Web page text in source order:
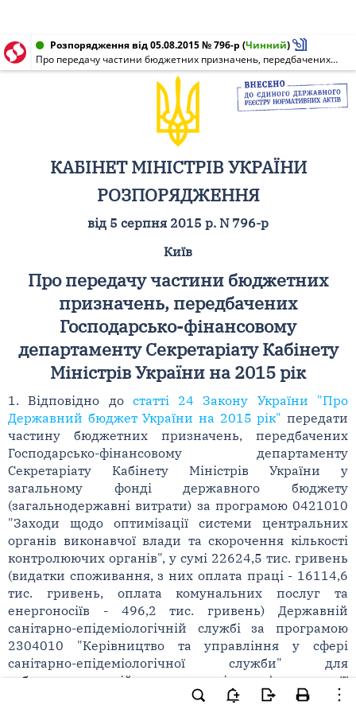
Розпорядження від 05.08.2015 № 796-р (Чинний)
Про передачу частини бюджетних призначень, передбачених Господарсько-фінансовому департаменту Секретаріату Кабінету Міністрів України на 2015 рік